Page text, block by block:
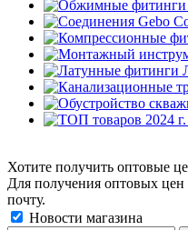
Хотите получить оптовые
Для получения оптовых цен
почту.
Новости магазина